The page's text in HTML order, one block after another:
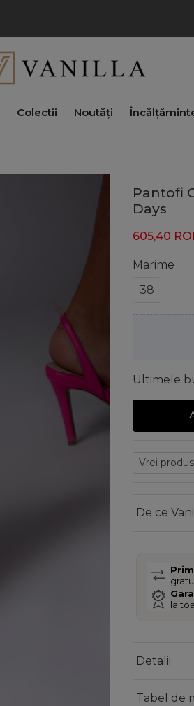
Colectii Noutăți
Pantofi
Days
605,40
Marime
38
Ultimele
De ce
la
Detalii
Tabel de